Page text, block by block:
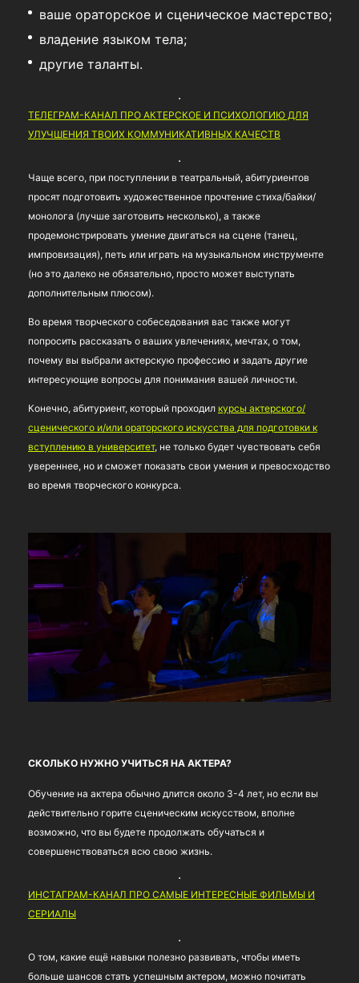
ваше ораторское и сценическое мастерство;
владение языком тела;
другие таланты.
ТЕЛЕГРАМ-КАНАЛ ПРО АКТЕРСКОЕ И ПСИХОЛОГИЮ ДЛЯ
УЛУЧШЕНИЯ ТВОИХ КОММУНИКАТИВНЫХ КАЧЕСТВ
Чаще всего, при поступлении в театральный, абитуриентов
просят подготовить художественное прочтение стиха/байки/
монолога (лучше заготовить несколько), а также
продемонстрировать умение двигаться на сцене (танец,
импровизация), петь или играть на музыкальном инструменте
(но это далеко не обязательно, просто может выступать
дополнительным плюсом).
Во время творческого собеседования вас также могут
попросить рассказать о ваших увлечениях, мечтах, о том,
почему вы выбрали актерскую профессию и задать другие
интересующие вопросы для понимания вашей личности.
Конечно, абитуриент, который проходил курсы актерского/
сценического и/или ораторского искусства для подготовки к
вступлению в университет, не только будет чувствовать себя
увереннее, но и сможет показать свои умения и превосходство
во время творческого конкурса.
СКОЛЬКО НУЖНО УЧИТЬСЯ НА АКТЕРА?
Обучение на актера обычно длится около 3-4 лет, но если вы
действительно горите сценическим искусством, вполне
возможно, что вы будете продолжать обучаться и
совершенствоваться всю свою жизнь.
ИНСТАГРАМ-КАНАЛ ПРО САМЫЕ ИНТЕРЕСНЫЕ ФИЛЬМЫ И
СЕРИАЛЫ
О том, какие ещё навыки полезно развивать, чтобы иметь
больше шансов стать успешным актером, можно почитать